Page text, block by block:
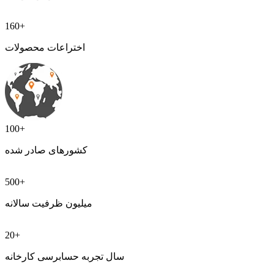
160+
اختراعات محصولات
100+
کشورهای صادر شده
500+
میلیون ظرفیت سالانه
20+
سال تجربه حسابرسی کارخانه